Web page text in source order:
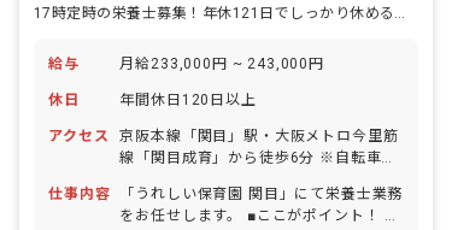
17時定時の栄養士募集！年休121日でしっかり休める職場です
給与 月給233,000円 ~ 243,000円
休日 年間休日120日以上
アクセス
京阪本線「関目」駅・大阪メトロ今里筋
線「関目成育」から徒歩6分 ※自転車通
仕事内容
「うれしい保育園 関目」にて栄養士業務
をお任せします。 ■ここがポイント！ 基